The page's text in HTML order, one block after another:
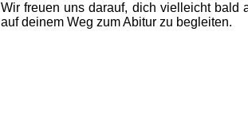
Wir freuen uns darauf, dich vielleicht bald
auf deinem Weg zum Abitur zu begleiten.